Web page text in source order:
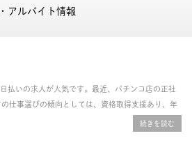
アルバイト情報
払いの求人が人気です。最近、パチンコ店の正社
仕事選びの傾向としては、資格取得支援あり、年
を重視される方が多いです。給料や年収、勤務条件